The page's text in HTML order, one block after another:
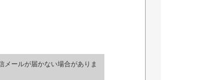
ールが届かない場合がありま